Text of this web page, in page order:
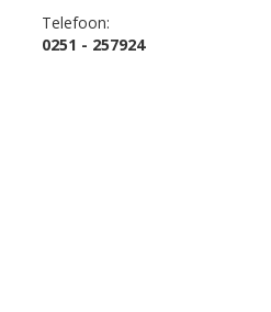
Telefoon:
0251 - 257924